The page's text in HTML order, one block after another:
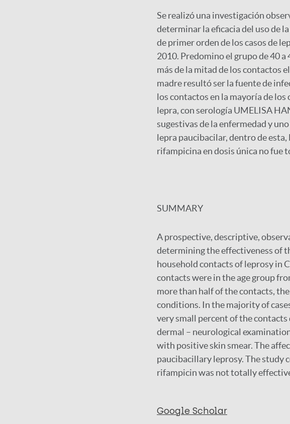
Se realizó una investigación
determinar la eficacia del uso de
de primer orden de los casos de
2010. Predomino el grupo de 40 a
más de la mitad de los contactos
madre resultó ser la fuente de
los contactos en la mayoría de
lepra, con serología UMELISA
sugestivas de la enfermedad y
lepra paucibacilar, dentro de
rifampicina en dosis única no fue
SUMMARY
A prospective, descriptive,
determining the effectiveness of
household contacts of leprosy in
contacts were in the age group
more than half of the contacts,
conditions. In the majority of
very small percent of the
dermal – neurological
with positive skin smear. The
paucibacillary leprosy. The study
rifampicin was not totally
Google Scholar